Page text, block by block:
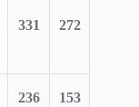
331 272
236 153